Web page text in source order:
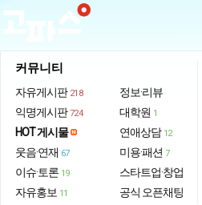
커뮤니티
자유게시판 218
익명게시판 724
HOT 게시물
웃음·연재 67
이슈·토론 19
자유홍보 11
정보·리뷰
대학원 1
연애상담 12
미용·패션 7
스타트업·창업
공식 오픈채팅